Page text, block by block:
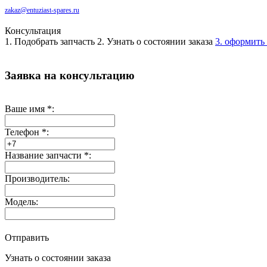
zakaz@entuziast-spares.ru
Консультация
1. Подобрать запчасть 2. Узнать о состоянии заказа 3. оформить
Заявка на консультацию
Ваше имя *:
Телефон *:
Название запчасти *:
Производитель:
Модель:
Отправить
Узнать о состоянии заказа